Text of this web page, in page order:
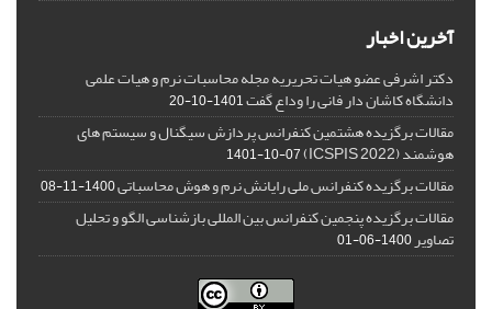
آخرین اخبار
دکتر اشرفی عضو هیات تحریریه مجله محاسبات نرم و هیات علمی
دانشگاه کاشان دار فانی را وداع گفت1401-10-20
مقالات برگزیده هشتمین کنفرانس پردازش سیگنال و سیستم های
هوشمند (ICSPIS 2022) 1401-10-07
مقالات برگزیده کنفرانس ملی رایانش نرم و هوش محاسباتی1400-11-08
مقالات برگزیده پنجمین کنفرانس بین المللی بازشناسی الگو و تحلیل
تصاویر1400-06-01